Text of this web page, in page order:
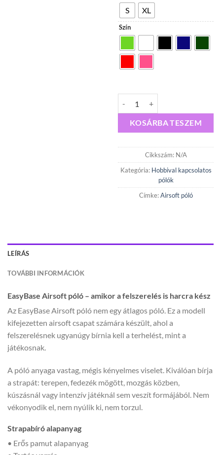
S
XL
Szín
KOSÁRBA TESZEM
Cikkszám: N/A
Kategória: Hobbival kapcsolatos
pólók
Címke:Airsoft póló
LEÍRÁS
TOVÁBBI INFORMÁCIÓK
EasyBase Airsoft póló – amikor a felszerelés is harcra kész
Az EasyBase Airsoft póló nem egy átlagos póló. Ez a modell
kifejezetten airsoft csapat számára készült, ahol a
felszerelésnek ugyanúgy bírnia kell a terhelést, mint a
játékosnak.
A póló anyaga vastag, mégis kényelmes viselet. Kiválóan bírja
a strapát: terepen, fedezék mögött, mozgás közben,
kúszásnál vagy intenzív játéknál sem veszít formájából. Nem
vékonyodik el, nem nyúlik ki, nem torzul.
Strapabíró alapanyag
• Erős pamut alapanyag